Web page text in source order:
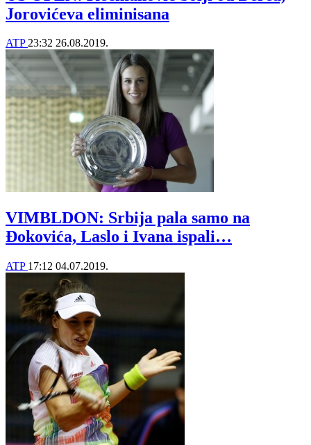
Jorovićeva eliminisana
ATP23:32 26.08.2019.
VIMBLDON: Srbija pala samo na
Đokovića, Laslo i Ivana ispali…
ATP 17:12 04.07.2019.